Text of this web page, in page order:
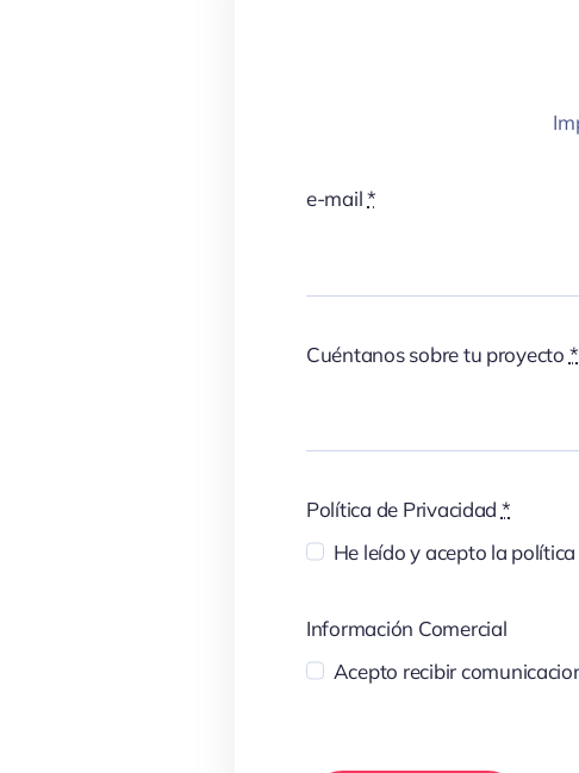
e-mail*
Cuéntanos sobre tu proyecto *
Política de Privacidad *
He leído y acepto la
Información Comercial
Acepto recibir